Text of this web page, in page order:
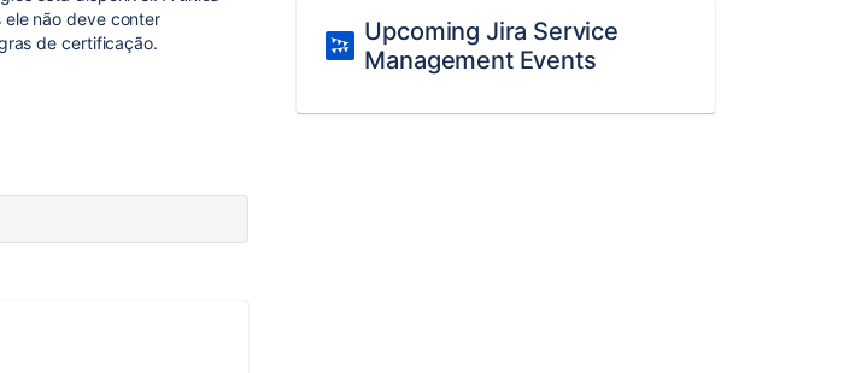
não deve conter
de certificação.
Upcoming Jira Service
Management Events